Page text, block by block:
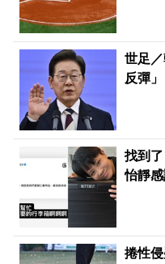
世足
反彈
找到
怡靜
捲性